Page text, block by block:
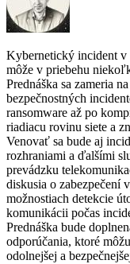
Kybernetický incident v
môže v priebehu
Prednáška sa zameria
bezpečnostných
ransomware až po
riadiacu rovinu siete a
Venovať sa bude aj
rozhraniami a ďalšími
prevádzku
diskusia o zabezpečení
možnostiach detekcie
komunikácii počas
Prednáška bude
odporúčania, ktoré
odolnejšej a